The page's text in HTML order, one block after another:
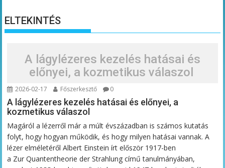
ELTEKINTÉS
A lágylézeres kezelés hatásai és
előnyei, a kozmetikus válaszol
2026-02-17 Főszerkesztő 0
A lágylézeres kezelés hatásai és előnyei, a
kozmetikus válaszol
Magáról a lézerről már a múlt évszázadban is számos kutatás
folyt, hogy hogyan működik, és hogy milyen hatásai vannak. A
lézer elméletéről Albert Einstein írt először 1917-ben
a Zur Quantentheorie der Strahlung című tanulmányában,